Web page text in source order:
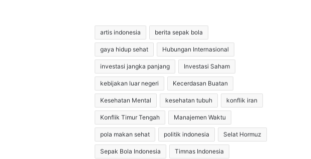
artis indonesia berita sepak bola
gaya hidup sehat Hubungan Internasional
investasi jangka panjang Investasi Saham
kebijakan luar negeri Kecerdasan Buatan
Kesehatan Mental kesehatan tubuh konflik iran
Konflik Timur Tengah Manajemen Waktu
pola makan sehat politik indonesia Selat Hormuz
Sepak Bola Indonesia Timnas Indonesia